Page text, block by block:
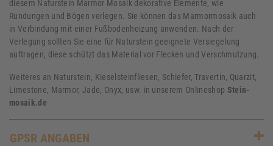
diesem Naturstein Marmor Mosaik dekorative Elemente, wie
Rundungen und Bögen verlegen. Sie können das Marmormosaik auch
in Verbindung mit einer Fußbodenheizung anwenden. Nach der
Verlegung sollten Sie eine für Naturstein geeignete Versiegelung
auftragen, diese schützt das Material vor Flecken und Verschmutzung.
Weiteres an Naturstein, Kieselsteinfliesen, Schiefer, Travertin, Quarzit,
Limestone, Marmor, Jade, Onyx, usw. in unserem Onlineshop Stein-
mosaik.de
GPSR ANGABEN